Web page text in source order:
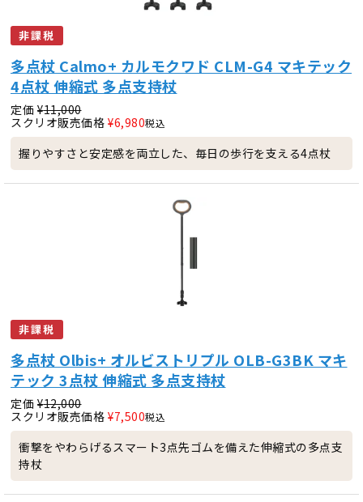
非課税
多点杖 Calmo+ カルモクワド CLM-G4 マキテック
4点杖 伸縮式 多点支持杖
定価 ¥11,000
スクリオ販売価格 ¥6,980税込
握りやすさと安定感を両立した、毎日の歩行を支える4点杖
非課税
多点杖 Olbis+ オルビストリプル OLB-G3BK マキ
テック 3点杖 伸縮式 多点支持杖
定価 ¥12,000
スクリオ販売価格 ¥7,500税込
衝撃をやわらげるスマート3点先ゴムを備えた伸縮式の多点支
持杖